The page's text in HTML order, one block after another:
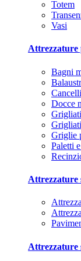
Totem
Vasi
Attrezzature
Bagni
Cancelli
Docce
Grigliati
Griglie
Paletti
Attrezzature
Attrezzature